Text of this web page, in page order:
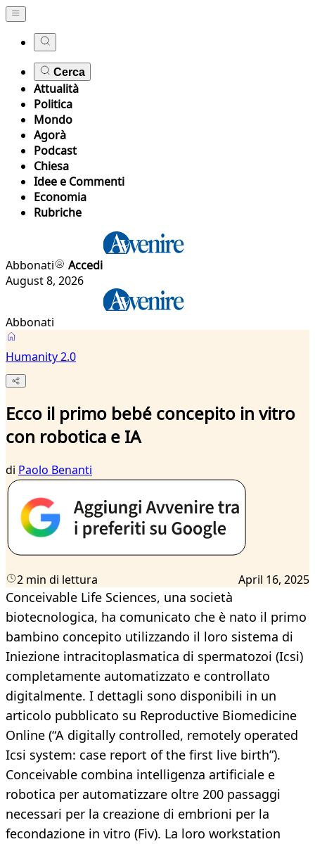
Cerca
Attualità
Politica
Mondo
Agorà
Podcast
Chiesa
Idee e Commenti
Economia
Rubriche
Abbonati
Accedi
August 8, 2026
Abbonati
Humanity 2.0
Ecco il primo bebé concepito in vitro
con robotica e IA
di Paolo Benanti
2 min di lettura April 16, 2025
Conceivable Life Sciences, una società
biotecnologica, ha comunicato che è nato il primo
bambino concepito utilizzando il loro sistema di
Iniezione intracitoplasmatica di spermatozoi (Icsi)
completamente automatizzato e controllato
digitalmente. I dettagli sono disponibili in un
articolo pubblicato su Reproductive Biomedicine
Online (“A digitally controlled, remotely operated
Icsi system: case report of the first live birth”).
Conceivable combina intelligenza artificiale e
robotica per automatizzare oltre 200 passaggi
necessari per la creazione di embrioni per la
fecondazione in vitro (Fiv). La loro workstation